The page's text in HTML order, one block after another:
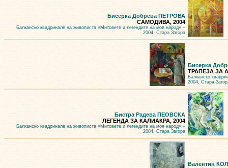
Бисерка Добрева ПЕТРОВА
САМОДИВА, 2004
Балканско квадринале на живописта «Митовете и легендите на моя народ» –
2004, Стара Загора
Бисерка
ТРАПЕЗА ЗА
Балканско
2004, Стара
Бистра Радева ПЕОВСКА
ЛЕГЕНДА ЗА КАЛИАКРА, 2004
Балканско квадринале на живописта «Митовете и легендите на моя народ» –
2004, Стара Загора
Валентин